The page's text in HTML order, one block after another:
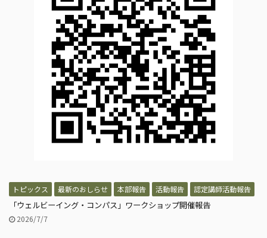
トピックス 最新のおしらせ 本部報告 活動報告 認定講師活動報告
「ウェルビーイング・コンパス」ワークショップ開催報告
2026/7/7